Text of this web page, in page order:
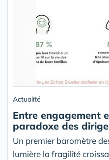
Actualité
Entre engagement
paradoxe des
Un premier baromètre
lumière la fragilité